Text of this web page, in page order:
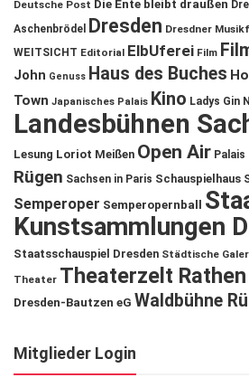
Deutsche Post Die Ente bleibt draußen
Aschenbrödel
Dresden Dresdner
WEITSICHT Editorial ElbUferei Film
John Genuss Haus des Buches
Town Japanisches Palais Kino Ladys Gin
Landesbühnen
Lesung Loriot Meißen Open Air
Rügen Sachsen in Paris Schauspielhaus
Semperoper Semperopernball
Kunstsammlungen
Staatsschauspiel Dresden Städtische
Theater Theaterzelt Rathen
Dresden-Bautzen eG Waldbühne
Mitglieder Login